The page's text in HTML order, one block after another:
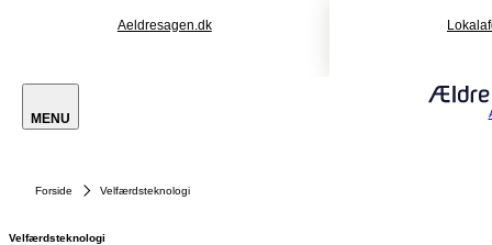
Aeldresagen.dk
MENU
Forside Velfærdsteknologi
Velfærdsteknologi